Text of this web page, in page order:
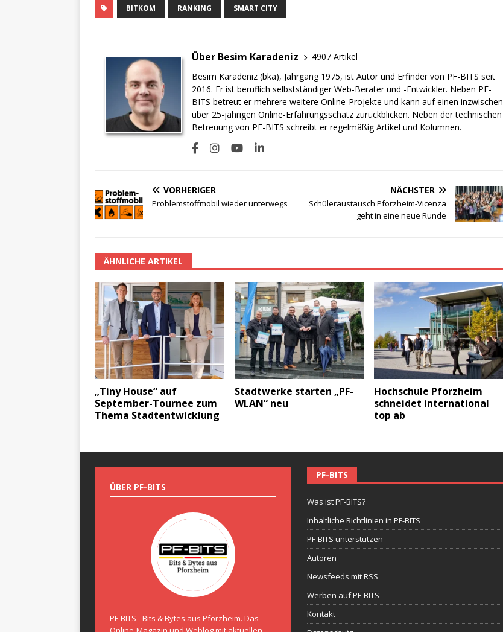
BITKOM RANKING SMART CITY
Über Besim Karadeniz
4907 Artikel
Besim Karadeniz (bka), Jahrgang 1975, ist Autor und Erfinder von PF-BITS seit
2016. Er ist beruflich selbstständiger Web-Berater und -Entwickler. Neben PF-
BITS betreut er mehrere weitere Online-Projekte und kann auf einen inzwischen
über 25-jährigen Online-Erfahrungsschatz zurückblicken. Neben der technischen
Betreuung von PF-BITS schreibt er regelmäßig Artikel und Kolumnen.
VORHERIGER
Problemstoffmobil wieder unterwegs
NÄCHSTER
Schüleraustausch Pforzheim-Vicenza
geht in eine neue Runde
ÄHNLICHE ARTIKEL
„Tiny House“ auf
September-Tournee zum
Thema Stadtentwicklung
Stadtwerke starten „PF-
WLAN“ neu
Hochschule Pforzheim
schneidet international
top ab
ÜBER PF-BITS
PF-BITS - Bits & Bytes aus Pforzheim. Das
PF-BITS
Was ist PF-BITS?
Inhaltliche Richtlinien in PF-BITS
PF-BITS unterstützen
Autoren
Newsfeeds mit RSS
Werben auf PF-BITS
Kontakt